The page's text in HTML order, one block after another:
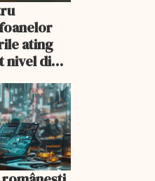
ating
nivel din